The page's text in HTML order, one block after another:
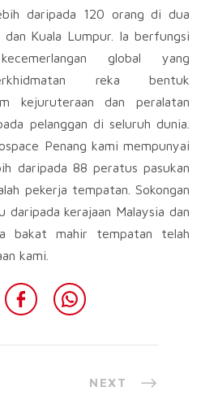
daripada 120 orang di dua
dan Kuala Lumpur. Ia berfungsi
global yang
reka bentuk
kejuruteraan dan peralatan
pelanggan di seluruh dunia.
Penang kami mempunyai
daripada 88 peratus pasukan
pekerja tempatan. Sokongan
daripada kerajaan Malaysia dan
bakat mahir tempatan telah
kami.
NEXT